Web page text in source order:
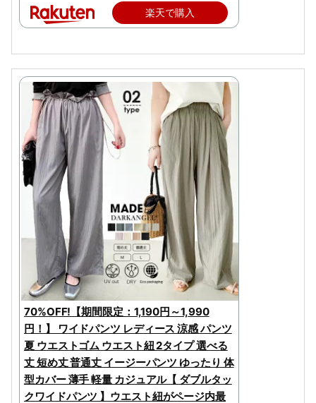
楽天で購入
70%OFF!【期間限定：1,190円～1,990
円！】 ワイドパンツ レディース 涼感 パンツ
夏 ウエストゴム ウエスト紐 2タイプ 選べる
丈 短め丈 普通丈 イージーパンツ ゆったり 体
型カバー 薄手 軽量 カジュアル【 ダブルタッ
クワイドパンツ 】ウエスト紐がページ内最